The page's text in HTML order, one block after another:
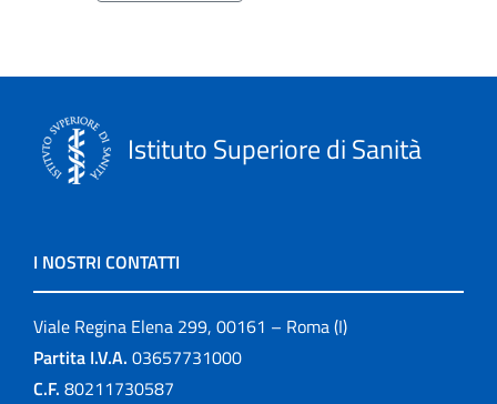
Istituto Superiore di Sanità
I NOSTRI CONTATTI
Viale Regina Elena 299, 00161 – Roma (I)
Partita I.V.A. 03657731000
C.F. 80211730587